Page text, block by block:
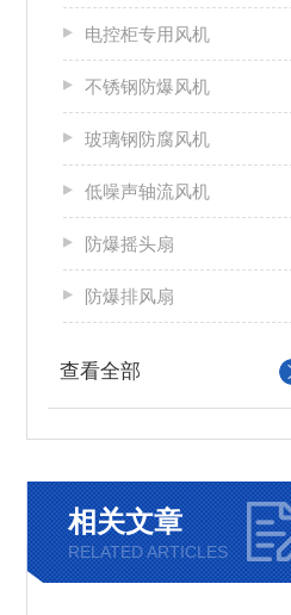
电控柜专用风机
不锈钢防爆风机
玻璃钢防腐风机
低噪声轴流风机
防爆摇头扇
防爆排风扇
查看全部
相关文章
RELATED ARTICLES